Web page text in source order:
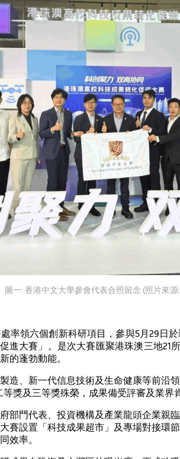
圖一: 香港中文大學參會代表合照留念 (照片來
率領六個創新科研項目，參與5月29日
進大賽」。是次大賽匯聚港珠澳三地21
的蓬勃動能。
造、新一代信息技術及生命健康等前沿
獎及三等獎殊榮，成果備受評審及業界
部門代表、投資機構及產業龍頭企業親
賽設置「科技成果超市」及專場對接環
效率。